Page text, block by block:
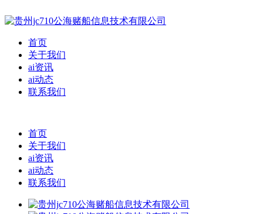
首页
关于我们
ai资讯
ai动态
联系我们
首页
关于我们
ai资讯
ai动态
联系我们